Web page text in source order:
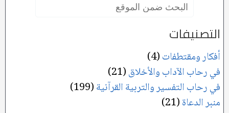
التصنيفات
أفكار ومقتطفات(4)
في رحاب الآداب والأخلاق(21)
في رحاب التفسير والتربية القرآنية(199)
منبر الدعاة(21)